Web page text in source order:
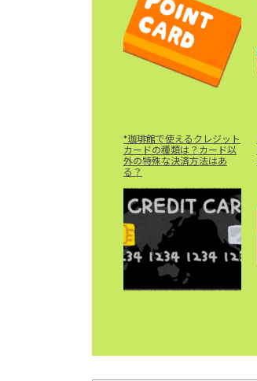
*珈琲館で使えるクレジット
カードの種類は？カード以
外の特殊な決済方法はあ
る？